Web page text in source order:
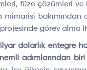
füze çözümleri
mimarisi
görev alma
dolarlık entegre
adımlarından biri